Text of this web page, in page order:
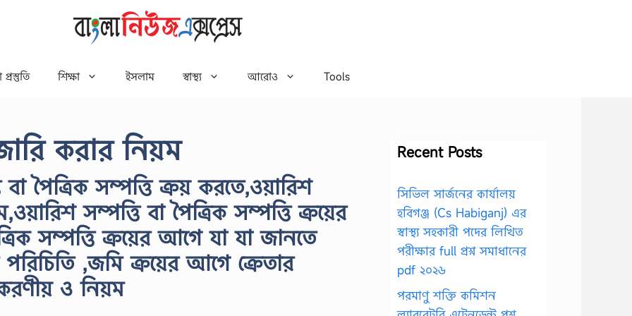
প্রস্তুতি শিক্ষা ইসলাম স্বাস্থ্য আরোও Tools
করার নিয়ম
পৈত্রিক সম্পত্তি ক্রয় করতে,ওয়ারিশ
সম্পত্তি বা পৈত্রিক সম্পত্তি ক্রয়ের
সম্পত্তি ক্রয়ের আগে যা যা জানতে
,জমি ক্রয়ের আগে ক্রেতার
ও নিয়ম
Recent Posts
সিভিল সার্জনের কার্যালয়
হবিগঞ্জ (Cs Habiganj) এর
স্বাস্থ্য সহকারী পদের লিখিত
পরীক্ষার full প্রশ্ন সমাধানের
pdf ২০২৬
পরমাণু শক্তি কমিশন